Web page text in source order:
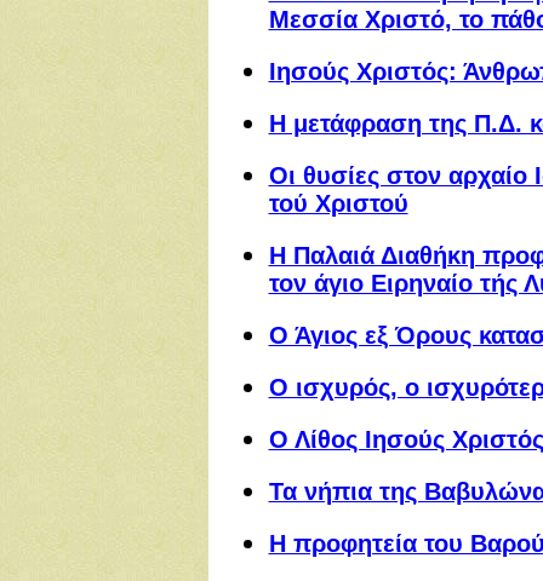
Μεσσία Χριστό, το
Ιησούς Χριστός:
Η μετάφραση της Π.Δ.
Οι θυσίες στον
τού Χριστού
Η Παλαιά Διαθήκη
τον άγιο Ειρηναίο τής
Ο Άγιος εξ Όρους
Ο ισχυρός, ο
Ο Λίθος Ιησούς Χριστός
Τα νήπια της
Η προφητεία του